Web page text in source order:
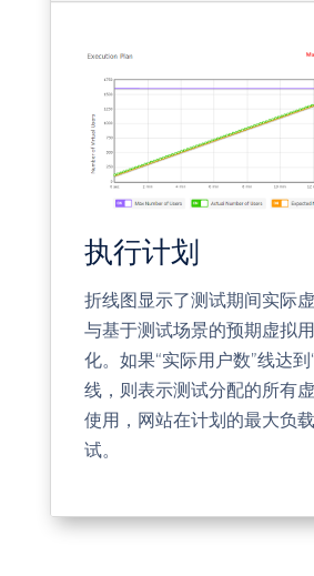
执行计划
折线图显示了测试期间实际
与基于测试场景的预期虚拟
化。如果“实际用户数”线达到
线，则表示测试分配的所有
使用，网站在计划的最大负
试。